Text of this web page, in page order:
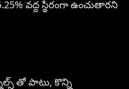
వద్ద స్థిరంగా ఉంచుతారని
తో పాటు, కొన్ని